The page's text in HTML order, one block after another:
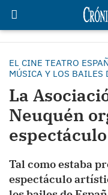
EL CINE TEATRO
MÚSICA Y LOS BAILES
La
Neuquén
Tal como estaba
espectáculo